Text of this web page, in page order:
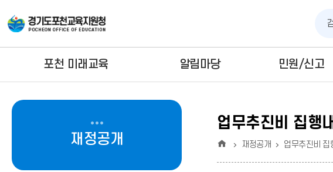
포천 미래교육 알림마당 민원/신고
재정공개
업무추진비 집행
홈 재정공개 업무추진비 집